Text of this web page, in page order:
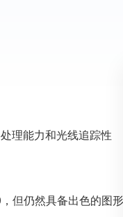
理能力和光线追踪性
但仍然具备出色的图形